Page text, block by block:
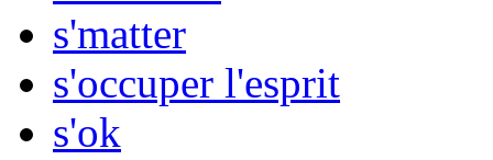
s'matter
s'occuper l'esprit
s'ok